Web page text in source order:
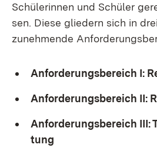
Schü­le­rin­nen und Schü­ler
sen. Die­se glie­dern sich in
zu­neh­men­de
An­for­de­rungs­be­reich I:
An­for­de­rungs­be­reich II:
An­for­de­rungs­be­reich III:
tung